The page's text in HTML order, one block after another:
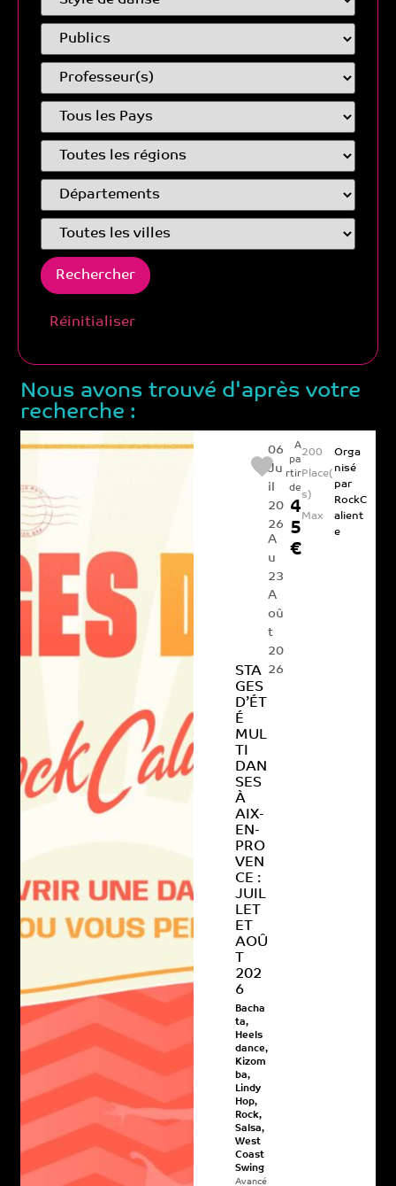
Réinitialiser
Nous avons trouvé d'après votre
recherche :
STA
GES
D’ÉT
É
MUL
TI
DAN
SES
À
AIX-
EN-
PRO
VEN
CE :
JUIL
LET
ET
AOÛ
T
202
6
Bacha
ta,
Heels
dance,
Kizom
ba,
Lindy
Hop,
Rock,
Salsa,
West
Coast
Swing
Avancé
06
Ju
il
20
26
A
u
23
A
oû
t
20
26
A
pa
rtir
de
4
5
€
200
Place(
s)
Max
Orga
nisé
par
RockC
alient
e